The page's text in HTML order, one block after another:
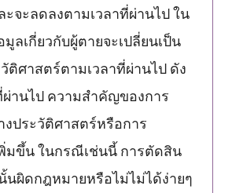
จะลดลงตามเวลาที่ผ่านไป ใน
ลเกี่ยวกับผู้ตายจะเปลี่ยนเป็น
ติศาสตร์ตามเวลาที่ผ่านไป ดัง
านไป ความสำคัญของการ
ประวัติศาสตร์หรือการ
มขึ้น ในกรณีเช่นนี้ การตัดสิน
นผิดกฎหมายหรือไม่ไม่ได้ง่ายๆ